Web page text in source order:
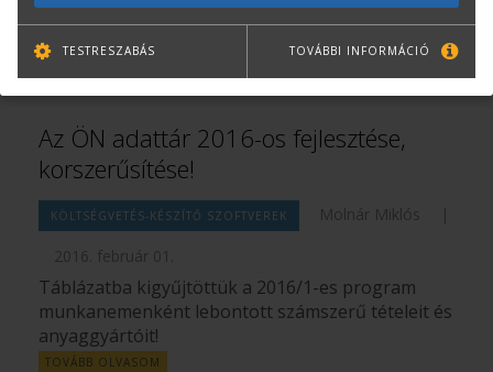
ig!
TOVÁBB OLVASOM
Az ÖN adattár 2016-os fejlesztése,
korszerűsítése!
KÖLTSÉGVETÉS-KÉSZÍTŐ SZOFTVEREK Molnár Miklós
|
2016. február 01.
Táblázatba kigyűjtöttük a 2016/1-es program
munkanemenként lebontott számszerű tételeit és
anyaggyártóit!
TOVÁBB OLVASOM
TESTRESZABÁS TOVÁBBI INFORMÁCIÓ